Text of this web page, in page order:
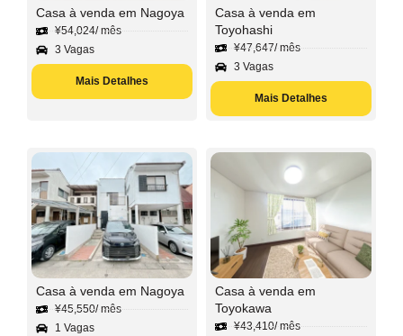
Casa à venda em Nagoya
¥54,024/ mês
3 Vagas
Mais Detalhes
Casa à venda em
Toyohashi
¥47,647/ mês
3 Vagas
Mais Detalhes
Casa à venda em Nagoya
¥45,550/ mês
1 Vagas
Casa à venda em
Toyokawa
¥43,410/ mês